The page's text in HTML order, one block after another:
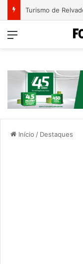
Menu
Início / Destaques